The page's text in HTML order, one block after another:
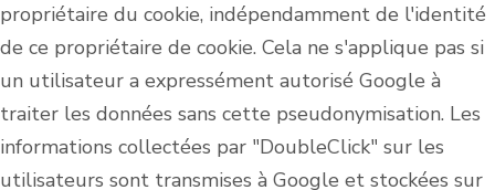
propriétaire du cookie, indépendamment de l'identité
de ce propriétaire de cookie. Cela ne s'applique pas si
un utilisateur a expressément autorisé Google à
traiter les données sans cette pseudonymisation. Les
informations collectées par "DoubleClick" sur les
utilisateurs sont transmises à Google et stockées sur